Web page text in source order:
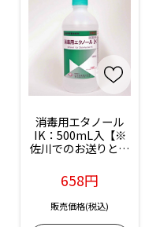
消毒用エタノール
IK：500mL入【※
佐川でのお送りとな
沖縄は船便となりま
す】
658円
販売価格(税込)